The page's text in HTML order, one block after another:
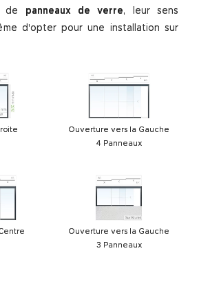
de
panneaux de verre, leur sens
d'opter pour une installation sur
Ouverture vers la Gauche
4 Panneaux
Ouverture vers la Gauche
3 Panneaux